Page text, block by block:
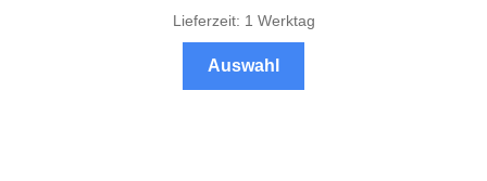
Lieferzeit: 1 Werktag
Auswahl